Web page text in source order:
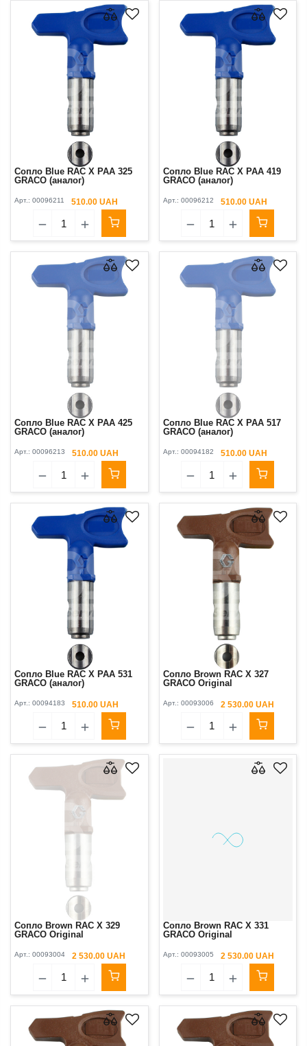
Сопло Blue RAC X PAA 325
GRACO (аналог)
Арт.: 00096211 510.00 UAH
Сопло Blue RAC X PAA 419
GRACO (аналог)
Арт.: 00096212 510.00 UAH
Сопло Blue RAC X PAA 425
GRACO (аналог)
Арт.: 00096213 510.00 UAH
Сопло Blue RAC X PAA 517
GRACO (аналог)
Арт.: 00094182 510.00 UAH
Сопло Blue RAC X PAA 531
GRACO (аналог)
Арт.: 00094183 510.00 UAH
Сопло Brown RAC X 327
GRACO Original
Арт.: 00093006 2 530.00 UAH
Сопло Brown RAC X 329
GRACO Original
Арт.: 00093004 2 530.00 UAH
Сопло Brown RAC X 331
GRACO Original
Арт.: 00093005 2 530.00 UAH